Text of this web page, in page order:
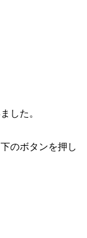
した。
のボタンを押し